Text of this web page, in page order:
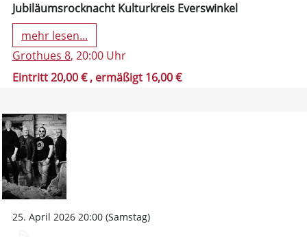
Jubiläumsrocknacht Kulturkreis Everswinkel
mehr lesen...
Grothues 8, 20:00 Uhr
Eintritt 20,00 €, ermäßigt 16,00 €
25. April 2026 20:00 (Samstag)